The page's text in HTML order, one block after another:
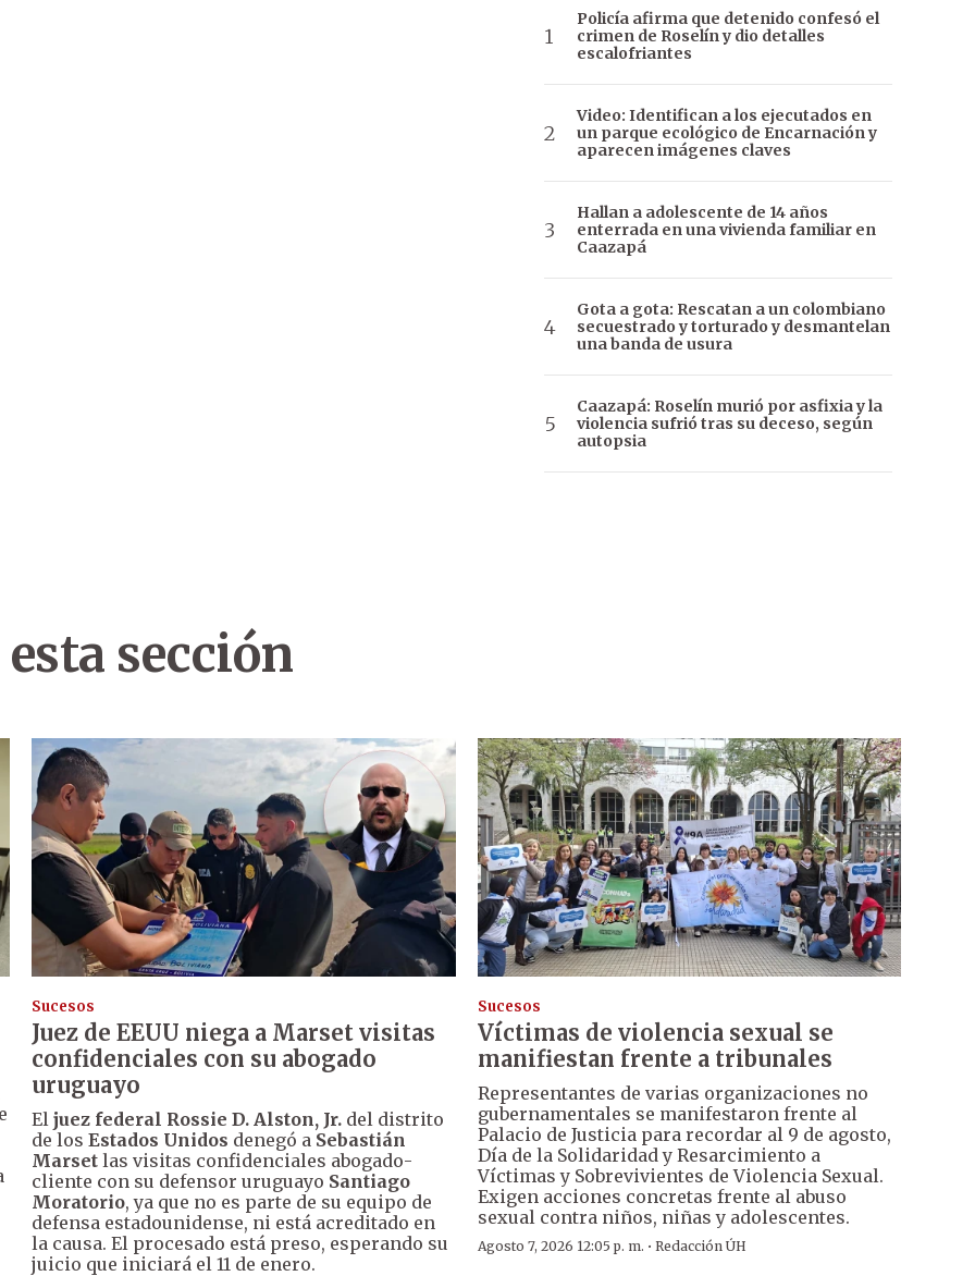
Policía afirma que detenido confesó el
crimen de Roselín y dio detalles
escalofriantes
Video: Identifican a los ejecutados en
un parque ecológico de Encarnación y
aparecen imágenes claves
Hallan a adolescente de 14 años
enterrada en una vivienda familiar en
Caazapá
Gota a gota: Rescatan a un colombiano
secuestrado y torturado y desmantelan
una banda de usura
Caazapá: Roselín murió por asfixia y la
violencia sufrió tras su deceso, según
autopsia
sección
Sucesos
Juez de EEUU niega a Marset visitas
confidenciales con su abogado
uruguayo
Eljuez federal Rossie D. Alston, Jr. del distrito
de losEstados Unidos denegó a Sebastián
Marset las visitas confidenciales abogado-
cliente con su defensor uruguayo Santiago
Moratorio, ya que no es parte de su equipo de
defensa estadounidense, ni está acreditado en
la causa. El procesado está preso, esperando su
juicio que iniciará el 11 de enero.
Sucesos
Víctimas de violencia sexual se
manifiestan frente a tribunales
Representantes de varias organizaciones no
gubernamentales se manifestaron frente al
Palacio de Justicia para recordar al 9 de agosto,
Día de la Solidaridad y Resarcimiento a
Víctimas y Sobrevivientes de Violencia Sexual.
Exigen acciones concretas frente al abuso
sexual contra niños, niñas y adolescentes.
Agosto 7, 2026 12:05 p. m. · Redacción ÚH